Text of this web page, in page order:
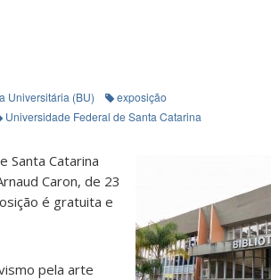
Universitária (BU)
exposição
Universidade Federal de Santa Catarina
Santa Catarina
Caron, de 23
é gratuita e
pela arte